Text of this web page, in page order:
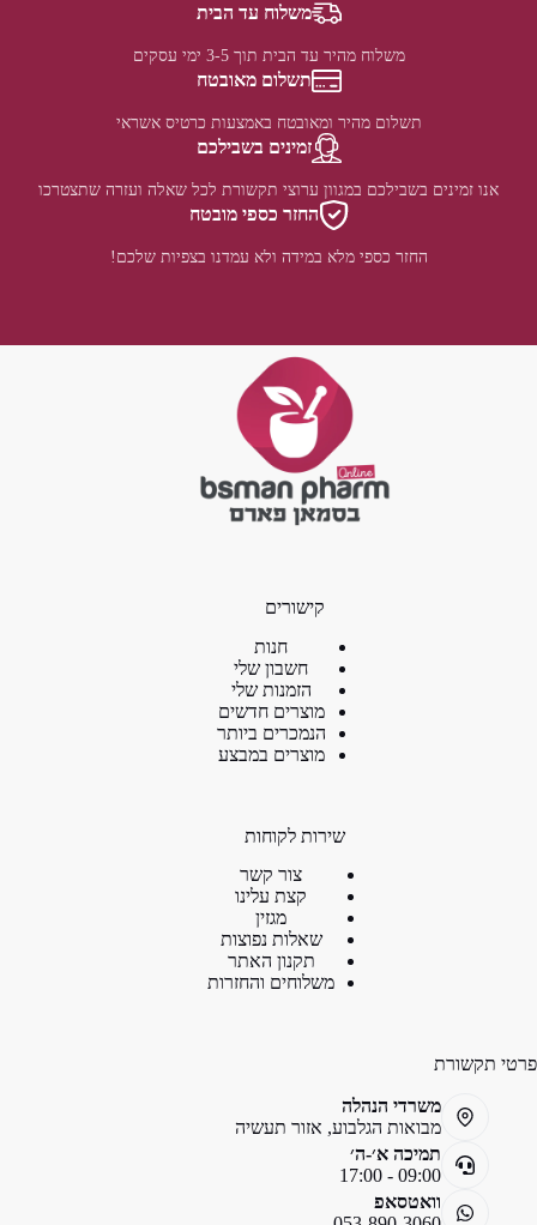
משלוח עד הבית
משלוח מהיר עד הבית תוך 3-5 ימי עסקים
תשלום מאובטח
תשלום מהיר ומאובטח באמצעות כרטיס אשראי
זמינים בשבילכם
אנו זמינים בשבילכם במגוון ערוצי תקשורת לכל שאלה ועזרה שתצטרכו
החזר כספי מובטח
החזר כספי מלא במידה ולא עמדנו בצפיות שלכם!
קישורים
חנות
חשבון שלי
הזמנות שלי
מוצרים חדשים
הנמכרים ביותר
מוצרים במבצע
שירות לקוחות
צור קשר
קצת עלינו
מגזין
שאלות נפוצות
תקנון האתר
משלוחים והחזרות
פרטי תקשורת
משרדי הנהלה
מבואות הגלבוע, אזור תעשיה
תמיכה א׳-ה׳
09:00 - 17:00
וואטסאפ